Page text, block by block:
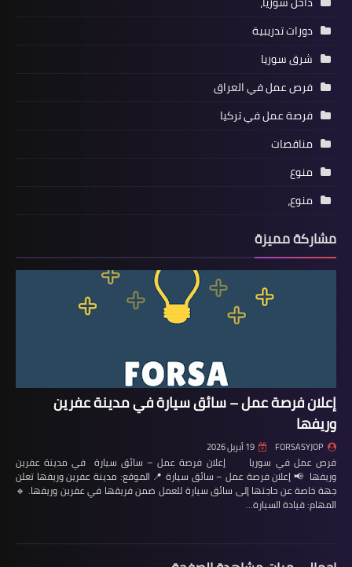
دورات تدريبية
شرق سوريا
فرص عمل في العراق
فرصة عمل في تركيا
مناقصات
منوع
منوع،
مشاركة مميزة
إعلان فرصة عمل – سائق سيارة في مدينة عفرين
وريفها
FORSASYJOP 19 أبريل 2026
فرص عمل في سوريا إعلان فرصة عمل – سائق سيارة في مدينة عفرين
وريفها 📢 إعلان فرصة عمل – سائق سيارة 📍 الموقع: مدينة عفرين وريفها تعلن
جهة خاصة عن حاجتها إلى سائق سيارة للعمل ضمن فريقها في عفرين وريفها. 🔹
المهام: قيادة السيارة…